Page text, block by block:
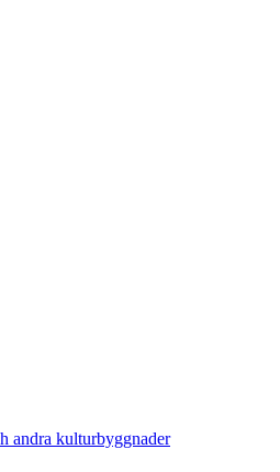
andra kulturbyggnader